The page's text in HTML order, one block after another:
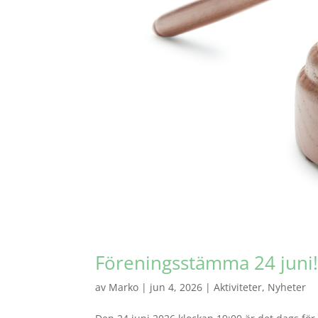
Föreningsstämma 24 juni!
av Marko | jun 4, 2026 |Aktiviteter, Nyheter